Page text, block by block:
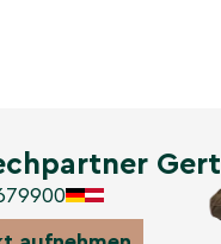
Gert